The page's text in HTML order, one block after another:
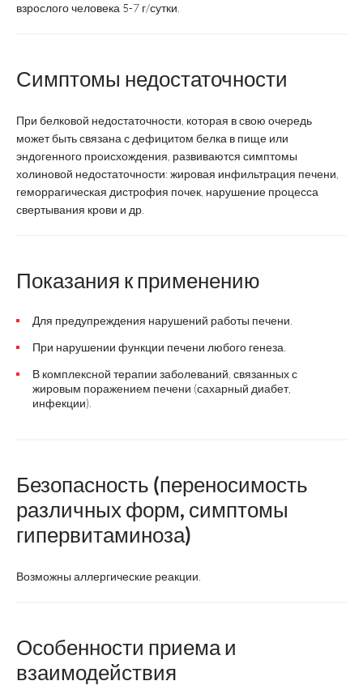
взрослого человека 5-7 г/сутки.
Симптомы недостаточности
При белковой недостаточности, которая в свою очередь
может быть связана с дефицитом белка в пище или
эндогенного происхождения, развиваются симптомы
холиновой недостаточности: жировая инфильтрация печени,
геморрагическая дистрофия почек, нарушение процесса
свертывания крови и др.
Показания к применению
Для предупреждения нарушений работы печени.
При нарушении функции печени любого генеза.
В комплексной терапии заболеваний, связанных с
жировым поражением печени (сахарный диабет,
инфекции).
Безопасность (переносимость
различных форм, симптомы
гипервитаминоза)
Возможны аллергические реакции.
Особенности приема и
взаимодействия